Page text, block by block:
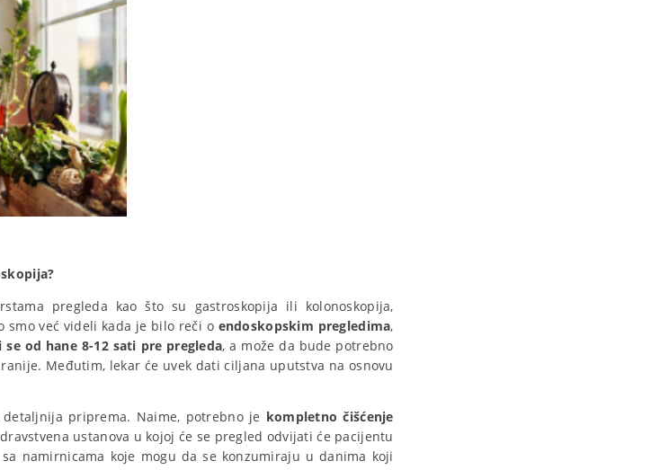
pregleda kao što su gastroskopija ili kolonoskopija,
smo već videli kada je bilo reči o endoskopskim pregledima,
se od hane 8-12 sati pre pregleda, a može da bude potrebno
Međutim, lekar će uvek dati ciljana uputstva na osnovu
priprema. Naime, potrebno je kompletno čišćenje
ustanova u kojoj će se pregled odvijati će pacijentu
namirnicama koje mogu da se konzumiraju u danima koji